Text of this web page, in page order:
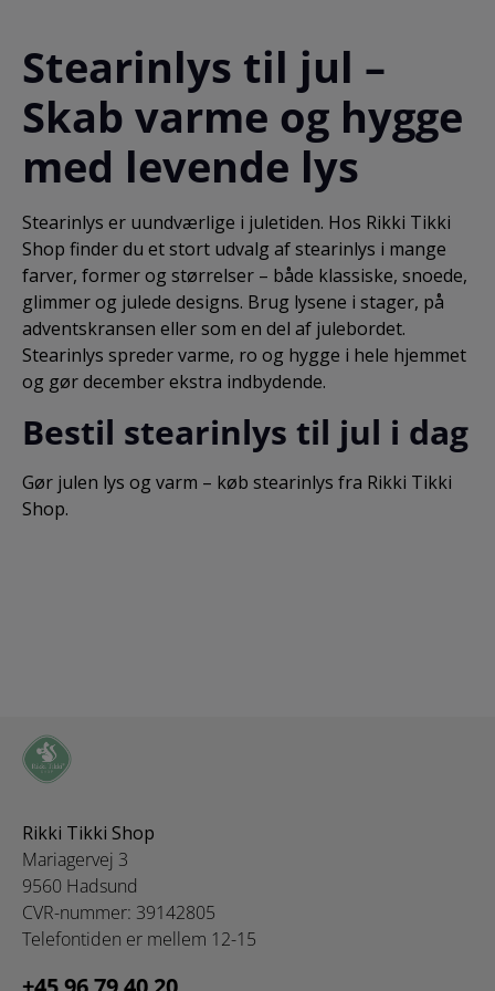
Stearinlys til jul –
Skab varme og hygge
med levende lys
Stearinlys er uundværlige i juletiden. Hos Rikki Tikki
Shop finder du et stort udvalg af stearinlys i mange
farver, former og størrelser – både klassiske, snoede,
glimmer og julede designs. Brug lysene i stager, på
adventskransen eller som en del af julebordet.
Stearinlys spreder varme, ro og hygge i hele hjemmet
og gør december ekstra indbydende.
Bestil stearinlys til jul i dag
Gør julen lys og varm – køb stearinlys fra Rikki Tikki
Shop.
Rikki Tikki Shop
Mariagervej 3
9560 Hadsund
CVR-nummer: 39142805
Telefontiden er mellem 12-15